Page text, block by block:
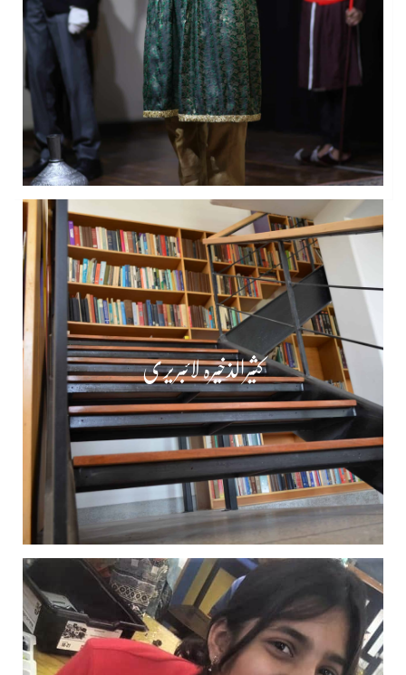
کثیرالذخیرہ لائبریری